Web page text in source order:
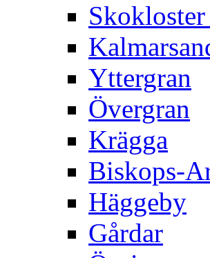
Yttergran
Övergran
Krägga
Biskops-
Häggeby
Gårdar